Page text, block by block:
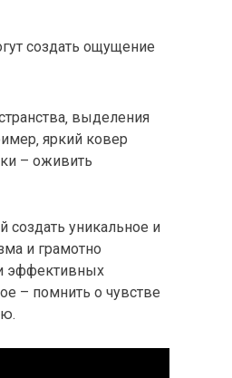
создать ощущение
выделения
яркий ковер
– оживить
создать уникальное и
и грамотно
эффективных
– помнить о чувстве